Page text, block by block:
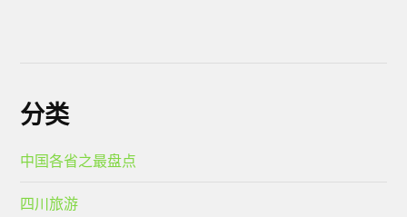
分类
中国各省之最盘点
四川旅游